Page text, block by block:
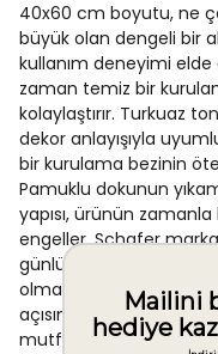
40x60 cm boyutu, ne
büyük olan dengeli bir
kullanım deneyimi
zaman temiz bir
kolaylaştırır. Turkuaz
dekor anlayışıyla
bir kurulama bezinin
Pamuklu dokunun
yapısı, ürünün
engeller. Schafer
günlük kullanımda
olmasını destekler.
açısından dengeli bir
mutfak tekstilinde